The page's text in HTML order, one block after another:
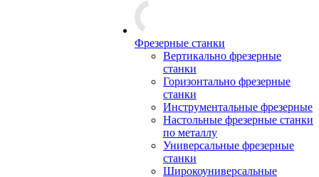
Фрезерные станки
Вертикально фрезерные
станки
Горизонтально фрезерные
станки
Инструментальные фрезерные
Настольные фрезерные станки
по металлу
Универсальные фрезерные
станки
Широкоуниверсальные